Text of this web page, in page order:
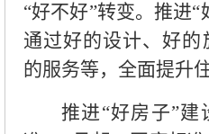
“好不好”转变。推进
通过好的设计、好
的服务等，全面提升
推进“好房子”建